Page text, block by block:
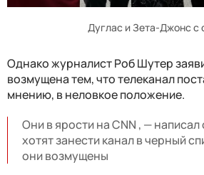
Дуглас и Зета-Джонс с
Однако журналист Роб Шутер
возмущена тем, что телеканал
мнению, в неловкое положение.
Они в ярости на CNN , —
хотят занести канал в черный
они возмущены